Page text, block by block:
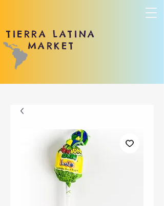
TIERRA LATINA
MARKET